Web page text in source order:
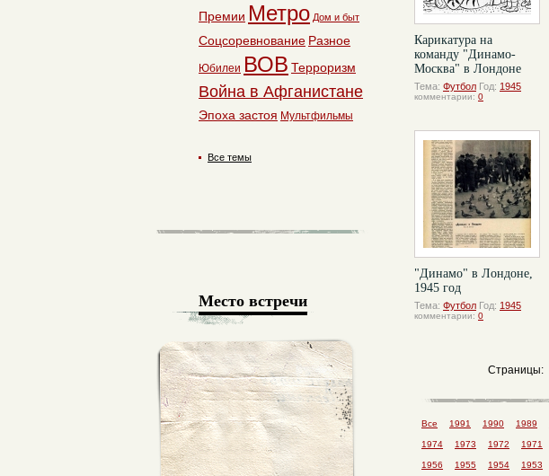
Карикатура на
команду "Динамо-
Москва" в Лондоне
Тема: Футбол Год: 1945
комментарии: 0
"Динамо" в Лондоне,
1945 год
Тема: Футбол Год: 1945
комментарии: 0
Страницы:
Все 1991 1990 1989
1974 1973 1972 1971
1956 1955 1954 1953
Премии Метро Дом и быт
Соцсоревнование Разное
Юбилеи ВОВ Терроризм
Война в Афганистане
Эпоха застоя Мультфильмы
Все темы
Место встречи